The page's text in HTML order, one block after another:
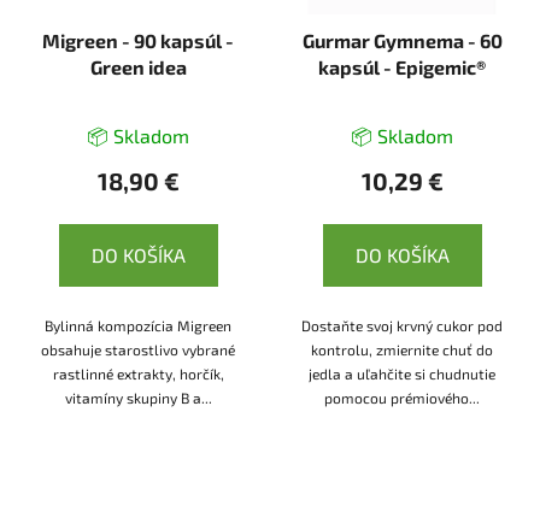
Migreen - 90 kapsúl -
Green idea
📦 Skladom
18,90 €
DO KOŠÍKA
Bylinná kompozícia Migreen
obsahuje starostlivo vybrané
rastlinné extrakty, horčík,
vitamíny skupiny B a...
Gurmar Gymnema - 60
kapsúl - Epigemic®
📦 Skladom
10,29 €
DO KOŠÍKA
Dostaňte svoj krvný cukor pod
kontrolu, zmiernite chuť do
jedla a uľahčite si chudnutie
pomocou prémiového...